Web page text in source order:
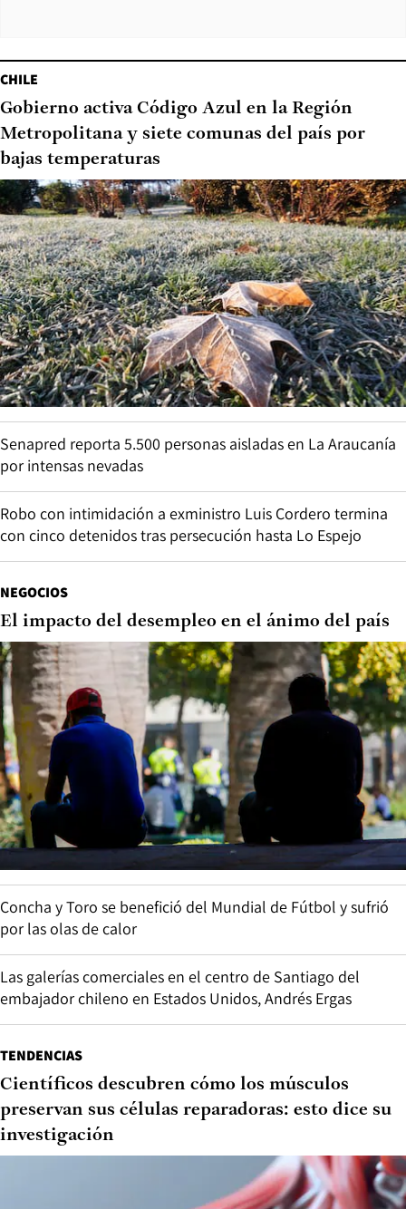
CHILE
Gobierno activa Código Azul en la Región
Metropolitana y siete comunas del país por
bajas temperaturas
Senapred reporta 5.500 personas aisladas en La Araucanía
por intensas nevadas
Robo con intimidación a exministro Luis Cordero termina
con cinco detenidos tras persecución hasta Lo Espejo
NEGOCIOS
El impacto del desempleo en el ánimo del país
Concha y Toro se benefició del Mundial de Fútbol y sufrió
por las olas de calor
Las galerías comerciales en el centro de Santiago del
embajador chileno en Estados Unidos, Andrés Ergas
TENDENCIAS
Científicos descubren cómo los músculos
preservan sus células reparadoras: esto dice su
investigación